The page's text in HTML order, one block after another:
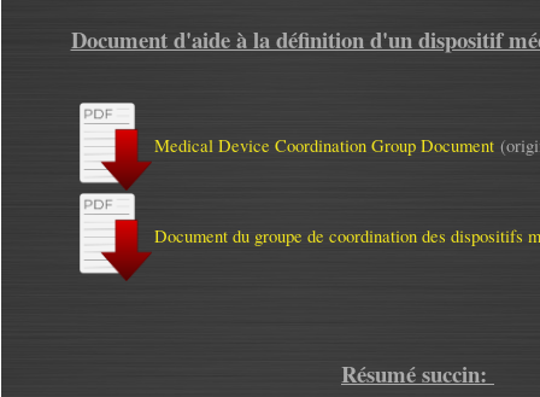
Document d'aide à la définition d'un dispositif
Medical Device Coordination Group Document
Document du groupe de coordination des dispositifs
Résumé succin: